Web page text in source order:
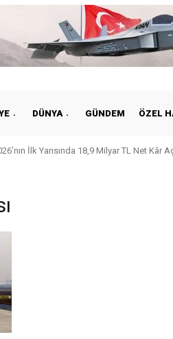
DÜNYA GÜNDEM ÖZEL
İlk Yarısında 18,9 Milyar TL Net Kâr